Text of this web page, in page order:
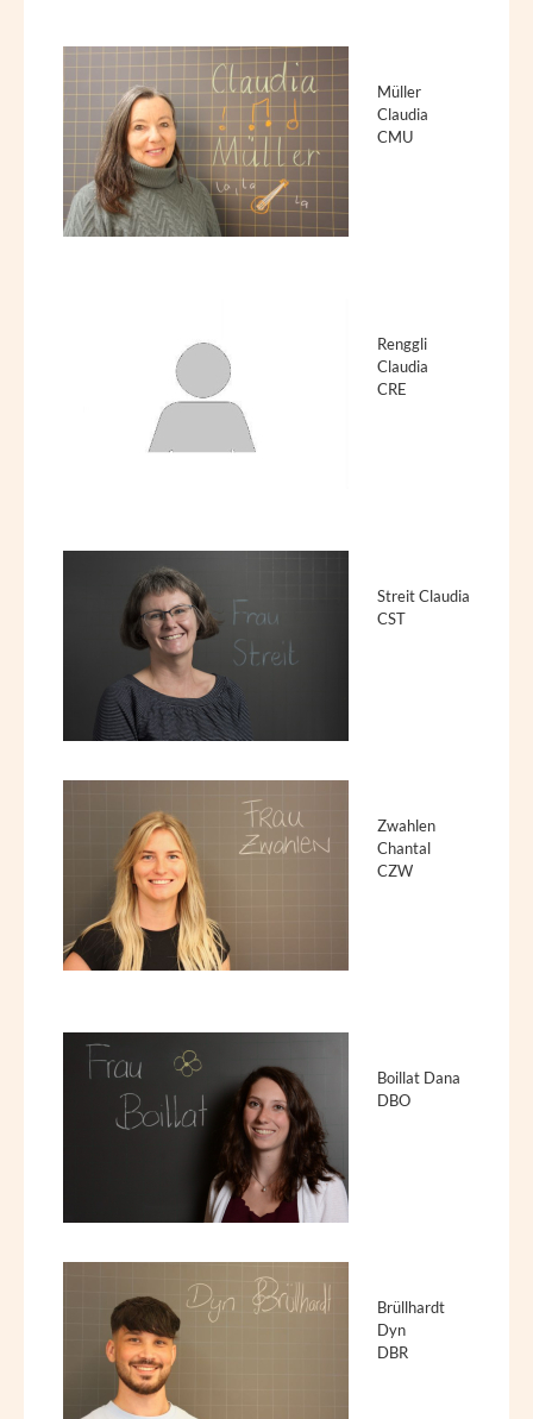
Müller
Claudia
CMU
Renggli
Claudia
CRE
Streit Claudia
CST
Zwahlen
Chantal
CZW
Boillat Dana
DBO
Brüllhardt
Dyn
DBR